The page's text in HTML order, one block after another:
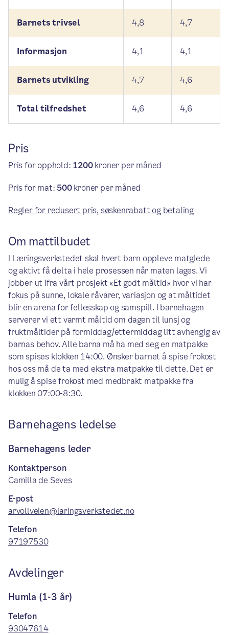
Barnets trivsel 4,8 4,7
Informasjon 4,1 4,1
Barnets utvikling 4,7 4,6
Total tilfredshet 4,6 4,6
Pris
Pris for opphold: 1200kroner per måned
Pris for mat:500kroner per måned
Regler for redusert pris, søskenrabatt og betaling
Om mattilbudet
I Læringsverkstedet skal hvert barn oppleve matglede
og aktivt få delta i hele prosessen når maten lages. Vi
jobber ut ifra vårt prosjekt «Et godt måltid» hvor vi har
fokus på sunne, lokale råvarer, variasjon og at måltidet
blir en arena for fellesskap og samspill. I barnehagen
serverer vi ett varmt måltid om dagen til lunsj og
fruktmåltider på formiddag/ettermiddag litt avhengig av
barnas behov. Alle barna må ha med seg en matpakke
som spises klokken 14:00. Ønsker barnet å spise frokost
hos oss må de ta med ekstra matpakke til dette. Det er
mulig å spise frokost med medbrakt matpakke fra
klokken 07:00-8:30.
Barnehagens ledelse
Barnehagens leder
Kontaktperson
Camilla de Seves
E-post
arvollveien@laringsverkstedet.no
Telefon
97197530
Avdelinger
Humla (1-3 år)
Telefon
93047614